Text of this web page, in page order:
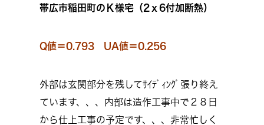
帯広市稲田町のＫ様宅（2ｘ6付加断熱）
Q値＝0.793 UA値＝0.256
外部は玄関部分を残してｻｲﾃﾞｨﾝｸﾞ張り終え
ています、、、内部は造作工事中で２８日
から仕上工事の予定です、、、非常忙しく